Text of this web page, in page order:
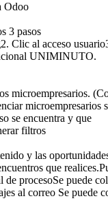
Odoo
3 pasos
Clic al acceso
UNIMINUTO.
microempresarios.
microempresarios
se encuentra y que
filtros
y las
que
de procesoSe puede
al correo Se puede